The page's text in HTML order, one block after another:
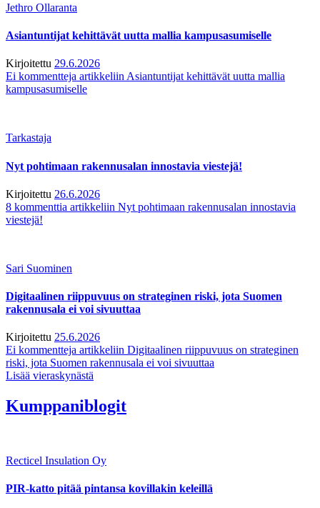
Jethro Ollaranta
Asiantuntijat kehittävät uutta mallia kampusasumiselle
Kirjoitettu 29.6.2026
Ei kommentteja artikkeliin Asiantuntijat kehittävät uutta mallia
kampusasumiselle
Tarkastaja
Nyt pohtimaan rakennusalan innostavia viestejä!
Kirjoitettu 26.6.2026
8 kommenttia artikkeliin Nyt pohtimaan rakennusalan innostavia
viestejä!
Sari Suominen
Digitaalinen riippuvuus on strateginen riski, jota Suomen
rakennusala ei voi sivuuttaa
Kirjoitettu 25.6.2026
Ei kommentteja artikkeliin Digitaalinen riippuvuus on strateginen
riski, jota Suomen rakennusala ei voi sivuuttaa
Lisää vieraskynästä
Kumppaniblogit
Recticel Insulation Oy
PIR-katto pitää pintansa kovillakin keleillä